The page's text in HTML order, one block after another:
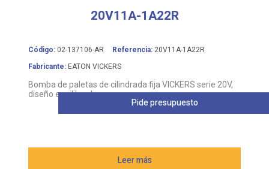
20V11A-1A22R
Código: 02-137106-AR Referencia: 20V11A-1A22R
Fabricante: EATON VICKERS
Bomba de paletas de cilindrada fija VICKERS serie 20V,
diseño equilibrado
Leer más
Pide presupuesto